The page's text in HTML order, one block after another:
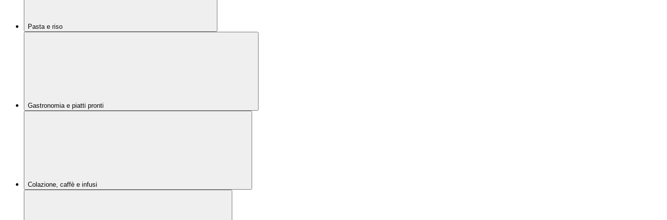
Pasta e riso
Gastronomia e piatti pronti
Colazione, caffè e infusi